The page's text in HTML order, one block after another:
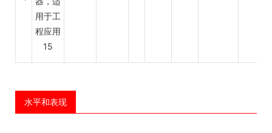
水平和表现